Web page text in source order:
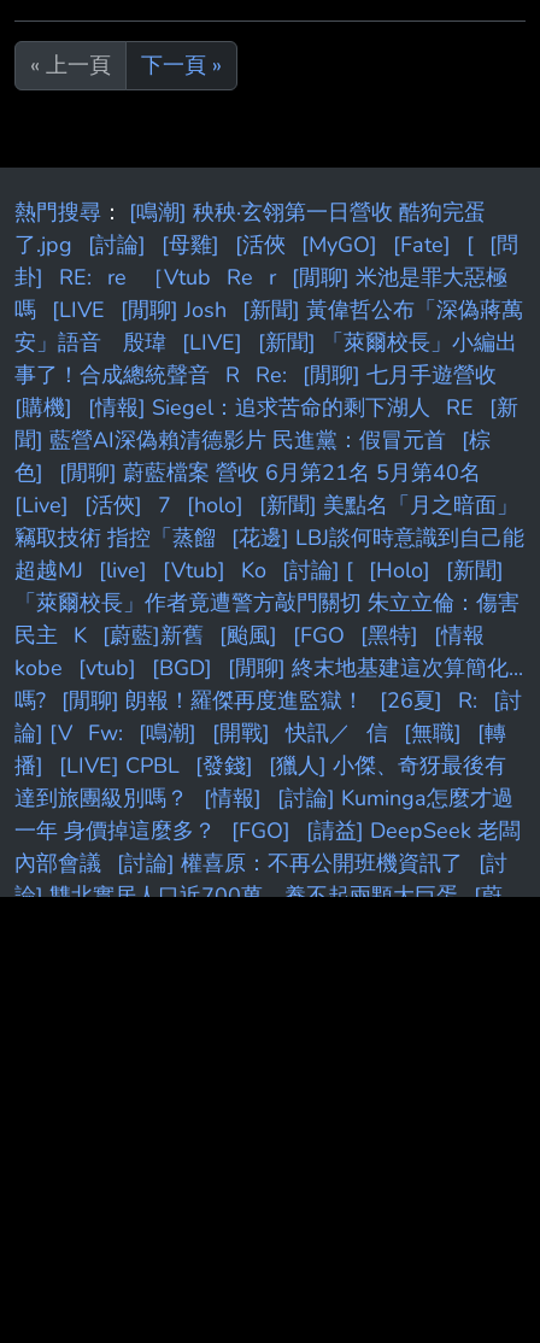
« 上一頁 下一頁 »
熱門搜尋 ： [鳴潮] 秧秧·玄翎第一日營收 酷狗完蛋
了.jpg
[討論] [母雞] [活俠 [MyGO] [Fate] [
[問
卦]
RE: re ［Vtub Re r
[閒聊] 米池是罪大惡極
嗎
[LIVE [閒聊] Josh
[新聞] 黃偉哲公布「深偽蔣萬
安」語音 殷瑋
[LIVE]
[新聞] 「萊爾校長」小編出
事了！合成總統聲音 R Re:
[閒聊] 七月手遊營收
[購機]
[情報] Siegel：追求苦命的剩下湖人 RE
[新
聞] 藍營AI深偽賴清德影片 民進黨：假冒元首
[棕
色]
[閒聊] 蔚藍檔案 營收 6月第21名 5月第40名
[Live]
[活俠] 7 [holo]
[新聞] 美點名「月之暗面」
竊取技術 指控「蒸餾
[花邊] LBJ談何時意識到自己能
超越MJ
[live] [Vtub] Ko [討論] [ [Holo]
[新聞]
「萊爾校長」作者竟遭警方敲門關切 朱立立倫：傷害
民主
K [蔚藍]新舊 [颱風] [FGO [黑特]
[情報
kobe
[vtub] [BGD]
[閒聊] 終末地基建這次算簡化...
嗎?
[閒聊] 朗報！羅傑再度進監獄！ [26夏] R:
[討
論] [V Fw: [鳴潮] [開戰] 快訊／ 信 [無職]
[轉
播]
[LIVE] CPBL [發錢]
[獵人] 小傑、奇犽最後有
達到旅團級別嗎？
[情報]
[討論] Kuminga怎麼才過
一年 身價掉這麼多？
[FGO]
[請益] DeepSeek 老闆
內部會議
[討論] 權喜原：不再公開班機資訊了
[討
論] 雙北實居人口近700萬，養不起兩顆大巨蛋 [蔚